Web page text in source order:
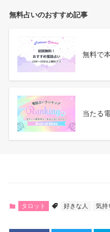
無料占いのおすすめ記事
無料で
当たる
タロット 好きな人 気持